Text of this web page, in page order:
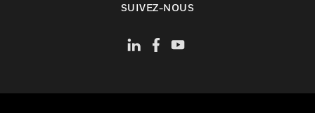
SUIVEZ-NOUS